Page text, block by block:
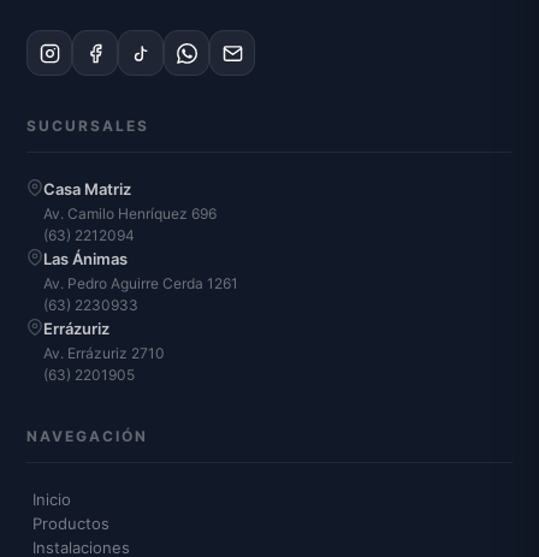
SUCURSALES
Casa Matriz
Av. Camilo Henríquez 696
(63) 2212094
Las Ánimas
Av. Pedro Aguirre Cerda 1261
(63) 2230933
Errázuriz
Av. Errázuriz 2710
(63) 2201905
NAVEGACIÓN
Inicio
Productos
Instalaciones